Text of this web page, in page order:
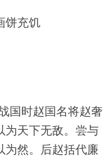
充饥
时赵国名将赵奢
为天下无敌。尝与
为然。后赵括代廉